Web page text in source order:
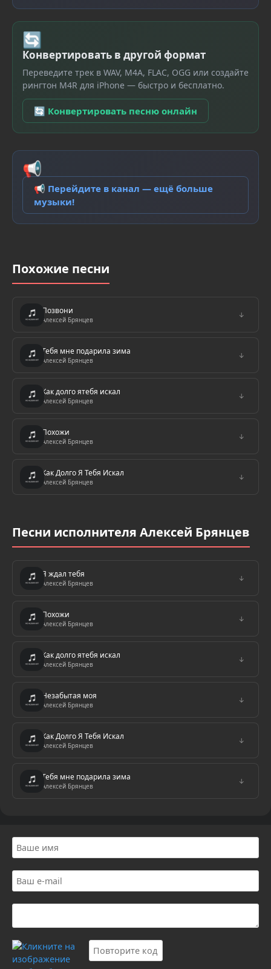
🔄
Конвертировать в другой формат
Переведите трек в WAV, M4A, FLAC, OGG или создайте
рингтон M4R для iPhone — быстро и бесплатно.
🔄 Конвертировать песню онлайн
📢
📢 Перейдите в канал — ещё больше
музыки!
Похожие песни
Позвони
Алексей Брянцев
↓
Тебя мне подарила зима
Алексей Брянцев
↓
Как долго ятебя искал
Алексей Брянцев
↓
Похожи
Алексей Брянцев
↓
Как Долго Я Тебя Искал
Алексей Брянцев
↓
Песни исполнителя Алексей Брянцев
Я ждал тебя
Алексей Брянцев
↓
Похожи
Алексей Брянцев
↓
Как долго ятебя искал
Алексей Брянцев
↓
Незабытая моя
Алексей Брянцев
↓
Как Долго Я Тебя Искал
Алексей Брянцев
↓
Тебя мне подарила зима
Алексей Брянцев
↓